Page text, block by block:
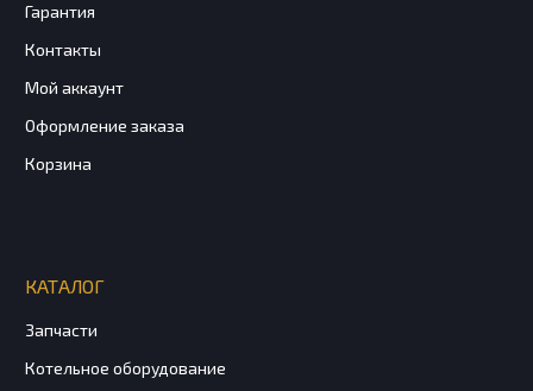
Гарантия
Контакты
Мой аккаунт
Оформление заказа
Корзина
КАТАЛОГ
Запчасти
Котельное оборудование